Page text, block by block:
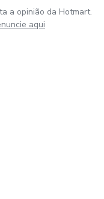
a opinião da Hotmart.
aqui